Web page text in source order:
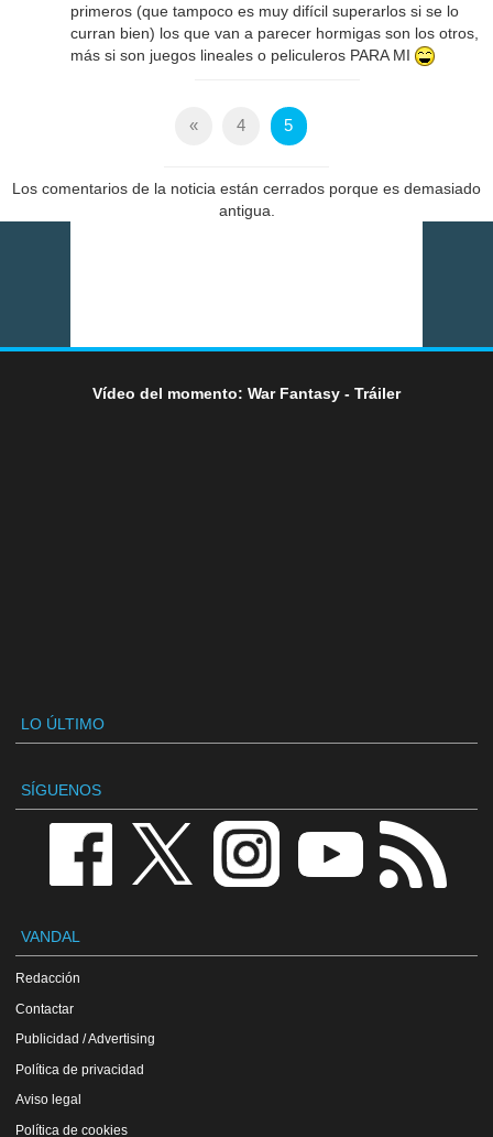
primeros (que tampoco es muy difícil superarlos si se lo
curran bien) los que van a parecer hormigas son los otros,
más si son juegos lineales o peliculeros PARA MI
« 4 5
Los comentarios de la noticia están cerrados porque es demasiado
antigua.
Vídeo del momento: War Fantasy - Tráiler
LO ÚLTIMO
SÍGUENOS
VANDAL
Redacción
Contactar
Publicidad / Advertising
Política de privacidad
Aviso legal
Política de cookies